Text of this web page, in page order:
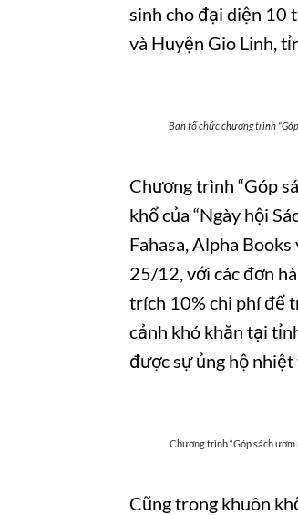
sinh cho đại diện 10
và Huyện Gio Linh,
Ban tổ chức chương trình
Chương trình “Góp
khổ của “Ngày hội
Fahasa, Alpha
25/12, với các đơn
trích 10% chi phí để
cảnh khó khăn tại
được sự ủng hộ
Chương trình “Góp sách ươm
Cũng trong khuôn